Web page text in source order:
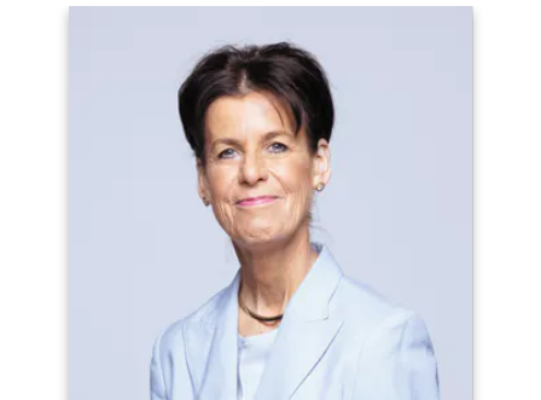
Pierre Lamoure (depuis le 30
septembre 2019)